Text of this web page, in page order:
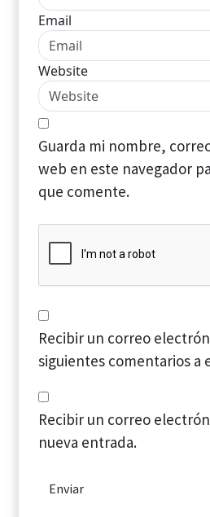
Email
Website
Guarda mi nombre,
web en este navegador
que comente.
Recibir un correo
siguientes comentarios a
Recibir un correo
nueva entrada.